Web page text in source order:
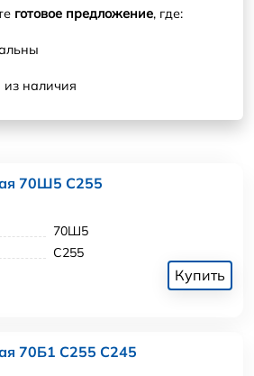
готовое предложение, где:
наличия
70Ш5 С255
70Ш5
С255
Купить
70Б1 С255 С245